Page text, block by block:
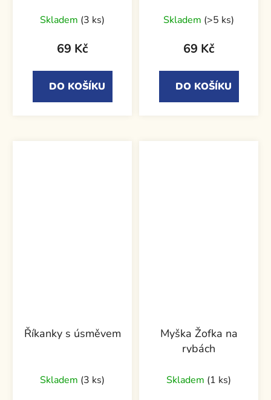
Skladem (3 ks)
69 Kč
DO KOŠÍKU
Skladem (>5 ks)
69 Kč
DO KOŠÍKU
Říkanky s úsměvem
Skladem (3 ks)
Myška Žofka na
rybách
Skladem (1 ks)